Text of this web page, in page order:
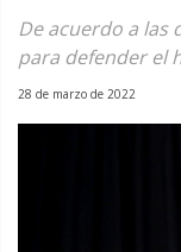
De acuerdo a las
para defender el
28 de marzo de 2022